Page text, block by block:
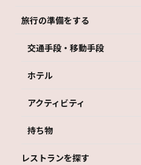
旅行の準備をする
交通手段・移動手段
ホテル
アクティビティ
持ち物
レストランを探す